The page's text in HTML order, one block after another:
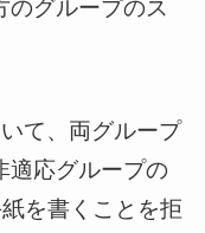
のグループのス
て、両グループ
適応グループの
を書くことを拒